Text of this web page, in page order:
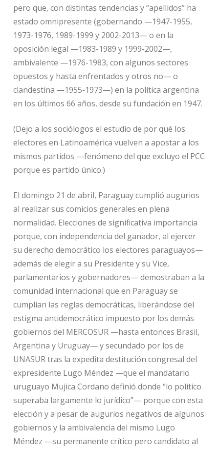
pero que, con distintas tendencias y “apellidos” ha
estado omnipresente (gobernando —1947-1955,
1973-1976, 1989-1999 y 2002-2013— o en la
oposición legal —1983-1989 y 1999-2002—,
ambivalente —1976-1983, con algunos sectores
opuestos y hasta enfrentados y otros no— o
clandestina —1955-1973—) en la política argentina
en los últimos 66 años, desde su fundación en 1947.
(Dejo a los sociólogos el estudio de por qué los
electores en Latinoamérica vuelven a apostar a los
mismos partidos —fenómeno del que excluyo el PCC
porque es partido único.)
El domingo 21 de abril, Paraguay cumplió augurios
al realizar sus comicios generales en plena
normalidad. Elecciones de significativa importancia
porque, con independencia del ganador, al ejercer
su derecho democrático los electores paraguayos—
además de elegir a su Presidente y su Vice,
parlamentarios y gobernadores— demostraban a la
comunidad internacional que en Paraguay se
cumplían las reglas democráticas, liberándose del
estigma antidemocrático impuesto por los demás
gobiernos del MERCOSUR —hasta entonces Brasil,
Argentina y Uruguay— y secundado por los de
UNASUR tras la expedita destitución congresal del
expresidente Lugo Méndez —que el mandatario
uruguayo Mujica Cordano definió donde “lo político
superaba largamente lo jurídico”— porque con esta
elección y a pesar de augurios negativos de algunos
gobiernos y la ambivalencia del mismo Lugo
Méndez —su permanente crítico pero candidato al